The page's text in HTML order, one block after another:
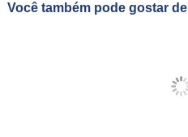
Você também pode gostar de